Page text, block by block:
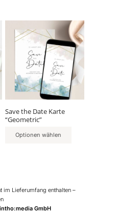
Save the Date Karte
“Geometric”
Optionen wählen
im Lieferumfang enthalten –
GmbH